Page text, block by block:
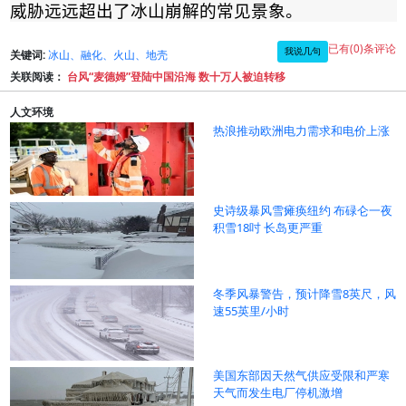
威胁远远超出了冰山崩解的常见景象。
关键词: 冰山、融化、火山、地壳 我说几句 已有(0)条评论
关联阅读： 台风“麦德姆”登陆中国沿海 数十万人被迫转移
人文环境
热浪推动欧洲电力需求和电价上涨
史诗级暴风雪瘫痪纽约 布碌仑一夜
积雪18吋 长岛更严重
冬季风暴警告，预计降雪8英尺，风
速55英里/小时
美国东部因天然气供应受限和严寒
天气而发生电厂停机激增